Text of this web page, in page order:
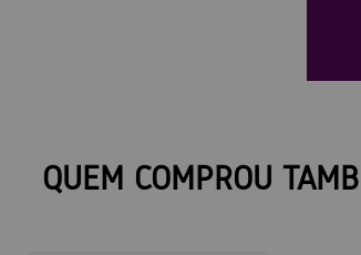
QUEM COMPROU